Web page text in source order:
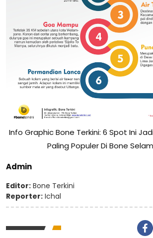
Info Graphic Bone Terkini: 6 Spot Ini
Paling Populer Di Bone
Admin
Editor: Bone Terkini
Reporter: Ichal